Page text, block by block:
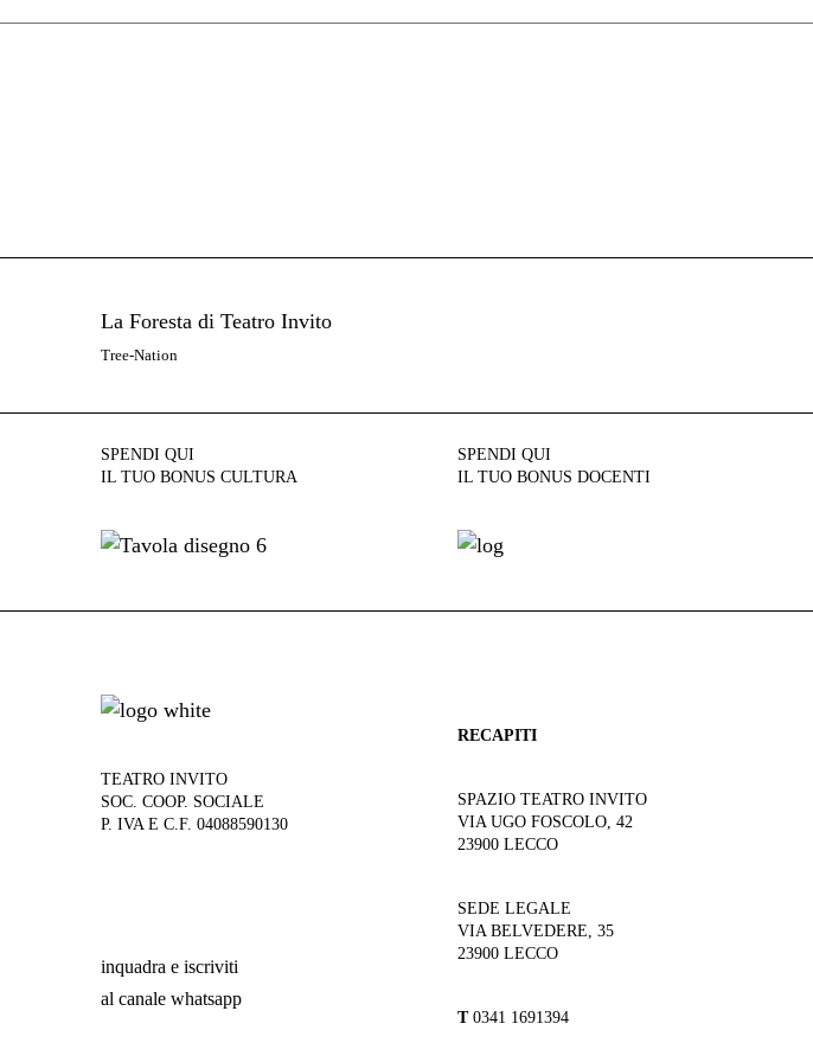
La Foresta di Teatro Invito
Tree-Nation
SPENDI QUI
IL TUO BONUS CULTURA
SPENDI QUI
IL TUO BONUS DOCENTI
TEATRO INVITO
SOC. COOP. SOCIALE
P. IVA E C.F. 04088590130
inquadra e iscriviti
al canale whatsapp
RECAPITI
SPAZIO TEATRO INVITO
VIA UGO FOSCOLO, 42
23900 LECCO
SEDE LEGALE
VIA BELVEDERE, 35
23900 LECCO
T0341 1691394